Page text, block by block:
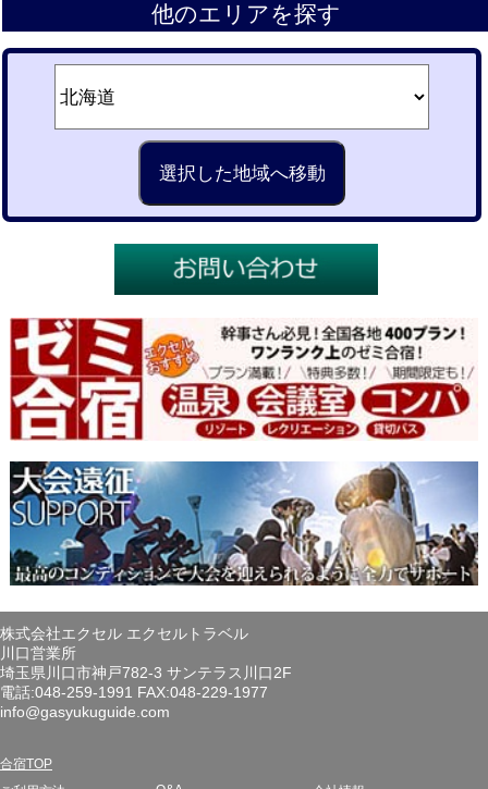
他のエリアを探す
株式会社エクセル エクセルトラベル
川口営業所
埼玉県川口市神戸782-3 サンテラス川口2F
電話:048-259-1991 FAX:048-229-1977
info@gasyukuguide.com
合宿TOP